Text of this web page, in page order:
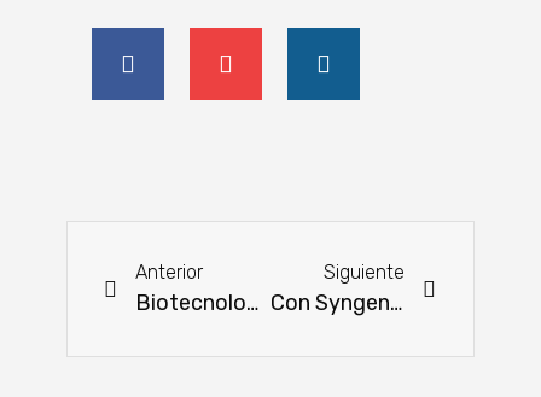
Anterior
Biotecnología EM•1® regenera suelos y transforma la producción agropecuaria en Paraguay
Siguiente
Con Syngenta 365 hay innovación, asesoramiento y tecnología todo el año